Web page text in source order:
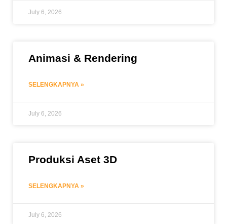
July 6, 2026
Animasi & Rendering
SELENGKAPNYA »
July 6, 2026
Produksi Aset 3D
SELENGKAPNYA »
July 6, 2026